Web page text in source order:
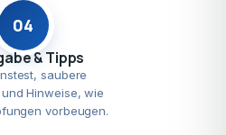
04
& Tipps
saubere
Hinweise, wie
vorbeugen.